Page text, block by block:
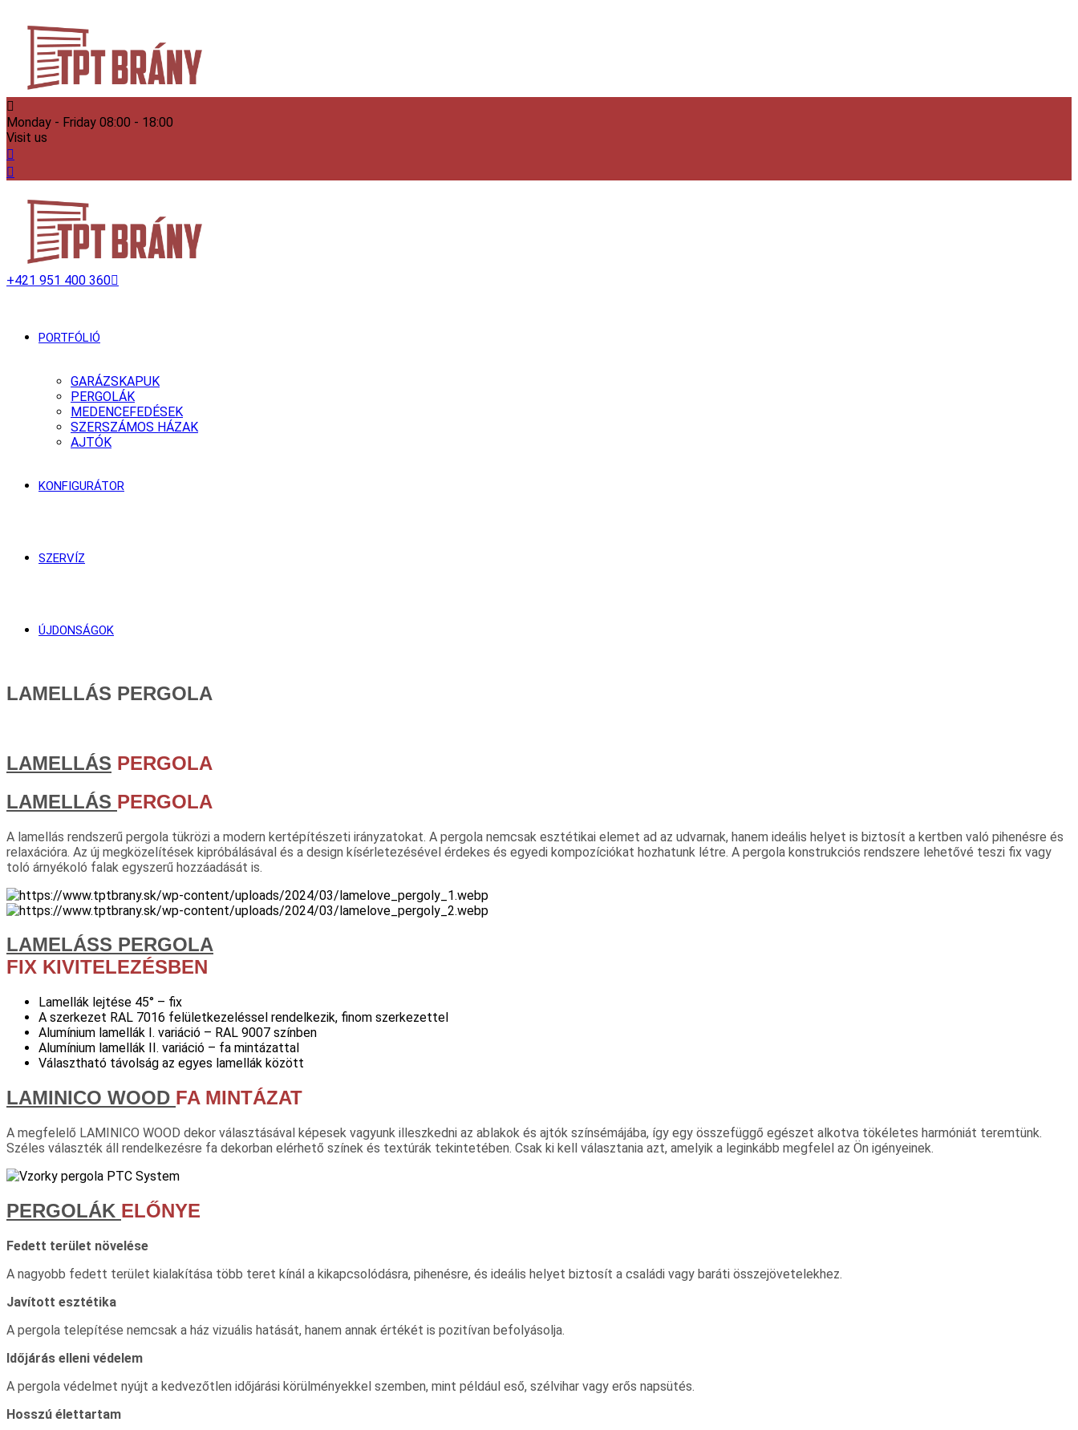
Monday - Friday 08:00 - 18:00
Visit us
+421 951 400 360
PORTFÓLIÓ
GARÁZSKAPUK
PERGOLÁK
MEDENCEFEDÉSEK
SZERSZÁMOS HÁZAK
AJTÓK
KONFIGURÁTOR
SZERVÍZ
ÚJDONSÁGOK
LAMELLÁS PERGOLA
LAMELLÁS PERGOLA
LAMELLÁS PERGOLA
A lamellás rendszerű pergola tükrözi a modern kertépítészeti irányzatokat. A pergola nemcsak esztétikai elemet ad az udvarnak, hanem ideális helyet is biztosít a kertben való pihenésre és
relaxációra. Az új megközelítések kipróbálásával és a design kísérletezésével érdekes és egyedi kompozíciókat hozhatunk létre. A pergola konstrukciós rendszere lehetővé teszi fix vagy
toló árnyékoló falak egyszerű hozzáadását is.
LAMELÁSS PERGOLA
FIX KIVITELEZÉSBEN
Lamellák lejtése 45° – fix
A szerkezet RAL 7016 felületkezeléssel rendelkezik, finom szerkezettel
Alumínium lamellák I. variáció – RAL 9007 színben
Alumínium lamellák II. variáció – fa mintázattal
Választható távolság az egyes lamellák között
LAMINICO WOOD FA MINTÁZAT
A megfelelő LAMINICO WOOD dekor választásával képesek vagyunk illeszkedni az ablakok és ajtók színsémájába, így egy összefüggő egészet alkotva tökéletes harmóniát teremtünk.
Széles választék áll rendelkezésre fa dekorban elérhető színek és textúrák tekintetében. Csak ki kell választania azt, amelyik a leginkább megfelel az Ön igényeinek.
PERGOLÁK ELŐNYE
Fedett terület növelése
A nagyobb fedett terület kialakítása több teret kínál a kikapcsolódásra, pihenésre, és ideális helyet biztosít a családi vagy baráti összejövetelekhez.
Javított esztétika
A pergola telepítése nemcsak a ház vizuális hatását, hanem annak értékét is pozitívan befolyásolja.
Időjárás elleni védelem
A pergola védelmet nyújt a kedvezőtlen időjárási körülményekkel szemben, mint például eső, szélvihar vagy erős napsütés.
Hosszú élettartam